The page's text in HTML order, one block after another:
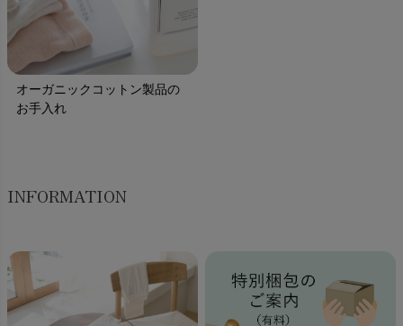
オーガニックコットン製品の
お手入れ
INFORMATION